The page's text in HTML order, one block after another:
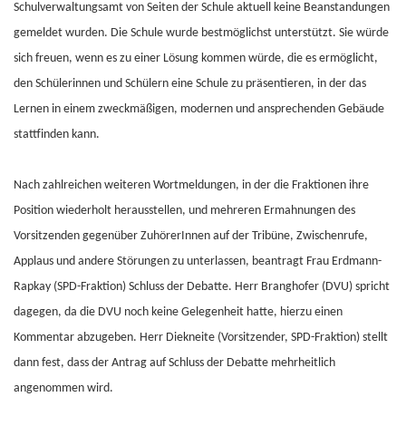
Schulverwaltungsamt von Seiten der Schule aktuell keine Beanstandungen
gemeldet wurden. Die Schule wurde bestmöglichst unterstützt. Sie würde
sich freuen, wenn es zu einer Lösung kommen würde, die es ermöglicht,
den Schülerinnen und Schülern eine Schule zu präsentieren, in der das
Lernen in einem zweckmäßigen, modernen und ansprechenden Gebäude
stattfinden kann.
Nach zahlreichen weiteren Wortmeldungen, in der die Fraktionen ihre
Position wiederholt herausstellen, und mehreren Ermahnungen des
Vorsitzenden gegenüber ZuhörerInnen auf der Tribüne, Zwischenrufe,
Applaus und andere Störungen zu unterlassen, beantragt Frau Erdmann-
Rapkay (SPD-Fraktion) Schluss der Debatte. Herr Branghofer (DVU) spricht
dagegen, da die DVU noch keine Gelegenheit hatte, hierzu einen
Kommentar abzugeben. Herr Diekneite (Vorsitzender, SPD-Fraktion) stellt
dann fest, dass der Antrag auf Schluss der Debatte mehrheitlich
angenommen wird.